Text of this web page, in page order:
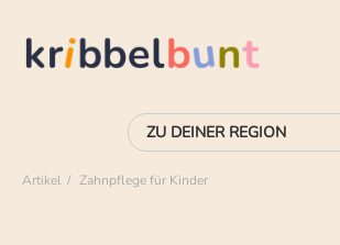
Artikel Zahnpflege für Kinder